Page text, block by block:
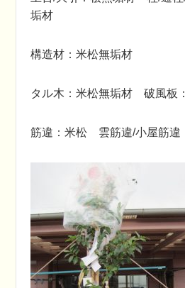
垢材
構造材：米松無垢材
タル木：米松無垢材 破風板
筋違：米松 雲筋違/小屋筋違